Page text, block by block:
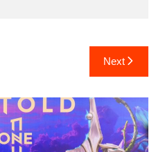
Next